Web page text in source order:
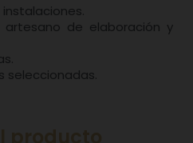
artesano de elaboración y
seleccionadas.